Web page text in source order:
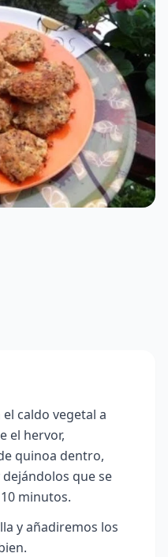
caldo vegetal a
el hervor,
quinoa dentro,
que se
minutos.
y añadiremos los